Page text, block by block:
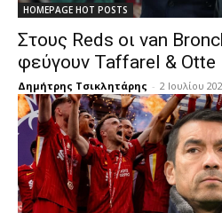
HOMEPAGE HOT POSTS
Στους Reds οι van
φεύγουν Taffarel & Otte
Δημήτρης Τσικλητάρης - 2 Ιουλίου